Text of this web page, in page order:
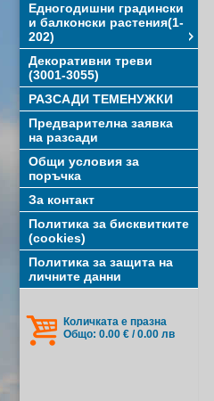
Едногодишни градински
и балконски растения(1-
202)
Декоративни треви
(3001-3055)
РАЗСАДИ ТЕМЕНУЖКИ
Предварителна заявка
на разсади
Общи условия за
поръчка
За контакт
Политика за бисквитките
(cookies)
Политика за защита на
личните данни
Количката е празна
Общо: 0.00 € / 0.00 лв